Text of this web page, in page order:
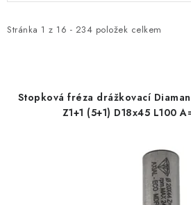
i
Stránka 1 z 16 - 234 položek celkem
e
Stopková fréza drážkovací
Z1+1 (5+1) D18x45 L100